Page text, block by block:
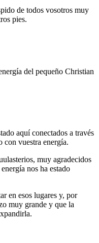
de todos vosotros muy
pies.
del pequeño Christian
aquí conectados a través
con vuestra energía.
muy agradecidos
nos ha estado
en esos lugares y, por
muy grande y que la